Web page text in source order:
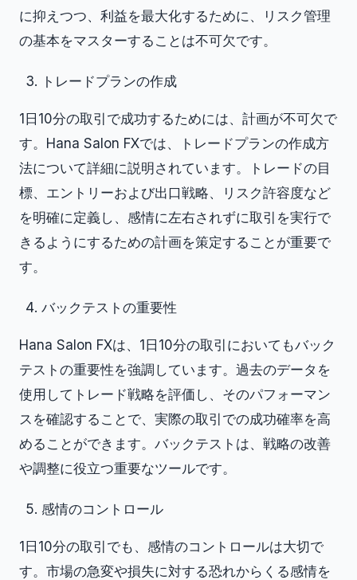
に抑えつつ、利益を最大化するために、リスク管理
の基本をマスターすることは不可欠です。
トレードプランの作成
1日10分の取引で成功するためには、計画が不可欠で
す。Hana Salon FXでは、トレードプランの作成方
法について詳細に説明されています。トレードの目
標、エントリーおよび出口戦略、リスク許容度など
を明確に定義し、感情に左右されずに取引を実行で
きるようにするための計画を策定することが重要で
す。
バックテストの重要性
Hana Salon FXは、1日10分の取引においてもバック
テストの重要性を強調しています。過去のデータを
使用してトレード戦略を評価し、そのパフォーマン
スを確認することで、実際の取引での成功確率を高
めることができます。バックテストは、戦略の改善
や調整に役立つ重要なツールです。
感情のコントロール
1日10分の取引でも、感情のコントロールは大切で
す。市場の急変や損失に対する恐れからくる感情を